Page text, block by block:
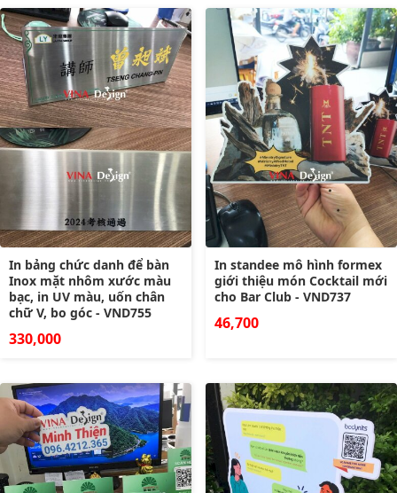
In bảng chức danh để bàn
Inox mặt nhôm xước màu
bạc, in UV màu, uốn chân
chữ V, bo góc - VND755
330,000
In standee mô hình formex
giới thiệu món Cocktail mới
cho Bar Club - VND737
46,700